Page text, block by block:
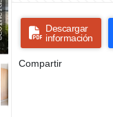
Descargar
información
Compartir